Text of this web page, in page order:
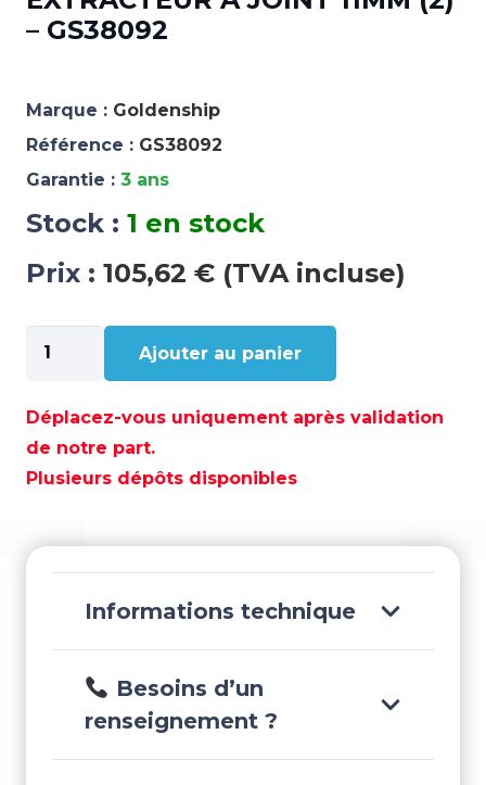
– GS38092
Marque : Goldenship
Référence : GS38092
Garantie : 3 ans
Stock : 1 en stock
Prix : 105,62 € (TVA incluse)
quantité
de
A
JOINT
11MM
GS38092
Ajouter au panier
Déplacez-vous uniquement après validation
de notre part.
Plusieurs dépôts disponibles
Informations technique
Besoins d’un
renseignement ?